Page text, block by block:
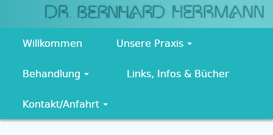
Willkommen
Unsere Praxis
Behandlung
Links, Infos & Bücher
Kontakt/Anfahrt